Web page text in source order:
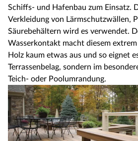
Schiffs- und Hafenbau zum Einsatz.
Verkleidung von Lärmschutzwällen,
Säurebehältern wird es verwendet.
Wasserkontakt macht diesem
Holz kaum etwas aus und so eignet
Terrassenbelag, sondern im
Teich- oder Poolumrandung.